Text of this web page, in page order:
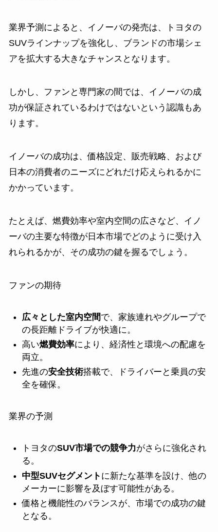
業界予測によると、イノーバの発売は、トヨタの
SUVラインナップを強化し、ブランドの市場シェ
アを拡大する大きなチャンスとなります。
しかし、ファンと専門家の間では、イノーバの成
功が保証されているわけではないという認識もあ
ります。
イノーバの成功は、価格設定、販売戦略、および
日本の消費者のニーズにどれだけ応えられるかに
かかっています。
たとえば、燃費効率や室内空間の広さなど、イノ
ーバの主要な特徴が日本市場でどのように受け入
れられるかが、その成功の鍵を握るでしょう。
ファンの期待
広々とした室内空間で、家族連れやグループで
の長距離ドライブが快適に。
高い燃費効率により、経済性と環境への配慮を
両立。
先進の安全技術搭載で、ドライバーと乗員の安
全を確保。
業界の予測
トヨタのSUV市場での競争力がさらに強化され
る。
中型SUVセグメント に新たな基準を設け、他の
メーカーに影響を及ぼす可能性がある。
価格と機能性のバランスが、市場での成功の鍵
となる。